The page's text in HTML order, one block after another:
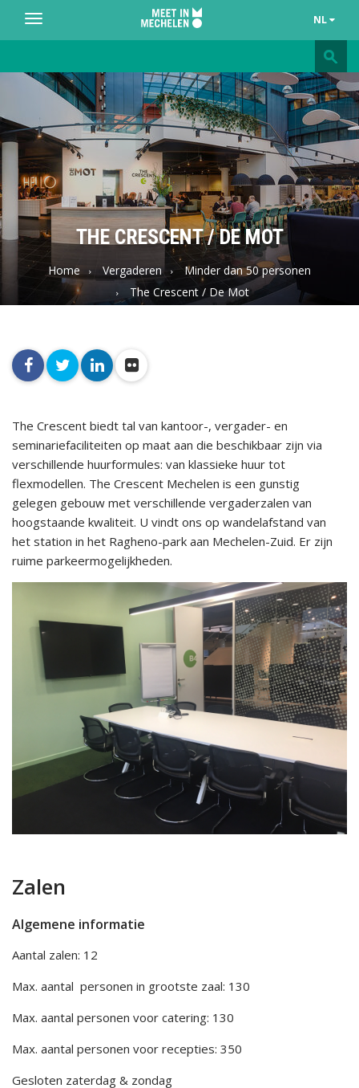
NL
Toggle
navigation
Meet
Mechelen
THE CRESCENT / DE MOT
Home Vergaderen
Minder dan 50 personen
The Crescent / De Mot
The Crescent biedt tal van kantoor-, vergader- en
seminariefaciliteiten op maat aan die beschikbaar zijn via
verschillende huurformules: van klassieke huur tot
flexmodellen. The Crescent Mechelen is een gunstig
gelegen gebouw met verschillende vergaderzalen van
hoogstaande kwaliteit. U vindt ons op wandelafstand van
het station in het Ragheno-park aan Mechelen-Zuid. Er zijn
ruime parkeermogelijkheden.
Zalen
Algemene informatie
Aantal zalen: 12
Max. aantal personen in grootste zaal: 130
Max. aantal personen voor catering: 130
Max. aantal personen voor recepties: 350
Gesloten zaterdag & zondag